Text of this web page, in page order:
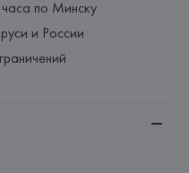
по Минску
и России